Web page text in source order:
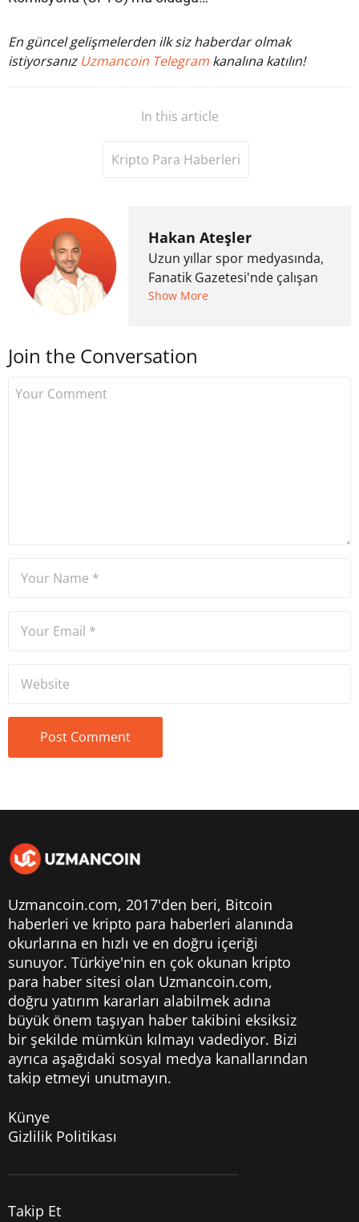
En güncel gelişmelerden ilk siz haberdar olmak
istiyorsanız Uzmancoin Telegram kanalına katılın!
In this article
Kripto Para Haberleri
Hakan Ateşler
Uzun yıllar spor medyasında,
Fanatik Gazetesi'nde çalışan
Hakan Ateşler, 2020 yılında
Uzmancoin bünyesinde
Show More
Join the Conversation
Uzmancoin.com, 2017'den beri, Bitcoin
haberleri ve kripto para haberleri alanında
okurlarına en hızlı ve en doğru içeriği
sunuyor. Türkiye'nin en çok okunan kripto
para haber sitesi olan Uzmancoin.com,
doğru yatırım kararları alabilmek adına
büyük önem taşıyan haber takibini eksiksiz
bir şekilde mümkün kılmayı vadediyor. Bizi
ayrıca aşağıdaki sosyal medya kanallarından
takip etmeyi unutmayın.
Künye
Gizlilik Politikası
Takip Et